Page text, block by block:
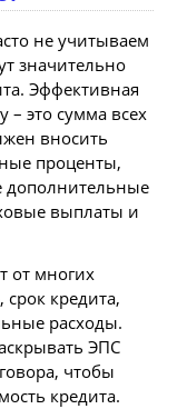
не учитываем
значительно
Эффективная
– это сумма всех
вносить
проценты,
выплаты и
от многих
срок кредита,
расходы.
ЭПС
чтобы
кредита.